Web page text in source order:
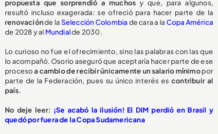
propuesta que sorprendió a muchosy que, para algunos,
resultó incluso exagerada: se ofreció para hacer parte de la
renovaciónde la Selección Colombia de cara a la Copa América
de 2028 y al Mundialde 2030.
Lo curioso no fue el ofrecimiento, sino las palabras con las que
lo acompañó. Osorio aseguró que aceptaría hacer parte de ese
procesoa cambio de recibirúnicamente un salario mínimopor
parte de la Federación, pues su único interés escontribuir al
país.
No deje leer: ¡Se acabó la ilusión! El DIM perdió en Brasil y
quedó por fuera de la Copa Sudamericana